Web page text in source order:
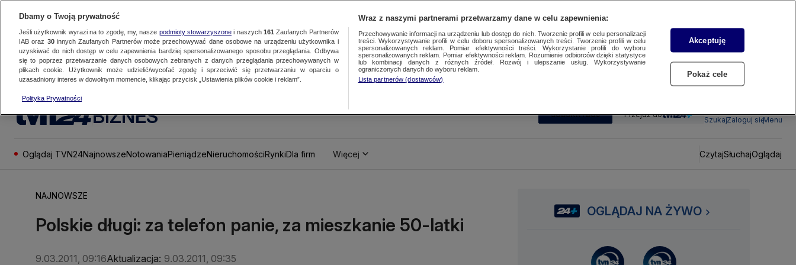
BIZNES SUBSKRYBUJ Przejdź do
SzukajZaloguj sięMenu
Oglądaj TVN24NajnowszeNotowaniaPieniądzeNieruchomościRynkiDla firm Więcej CzytajSłuchajOglądaj
NAJNOWSZE
Polskie długi: za telefon panie, za mieszkanie 50-latki
9.03.2011, 09:16Aktualizacja: 9.03.2011, 09:35
OGLĄDAJ NA ŻYWO
Dbamy o Twoją prywatność
Jeśli użytkownik wyrazi na to zgodę, my, nasze podmioty stowarzyszonei naszych 161 Zaufanych Partnerów
IAB oraz 30innych Zaufanych Partnerów może przechowywać dane osobowe na urządzeniu użytkownika i
uzyskiwać do nich dostęp w celu zapewnienia bardziej spersonalizowanego sposobu przeglądania. Odbywa
się to poprzez przetwarzanie danych osobowych zebranych z danych przeglądania przechowywanych w
plikach cookie. Użytkownik może udzielić/wycofać zgodę i sprzeciwić się przetwarzaniu w oparciu o
uzasadniony interes w dowolnym momencie, klikając przycisk „Ustawienia plików cookie i reklam”.
Polityka Prywatności
Wraz z naszymi partnerami przetwarzamy dane w celu zapewnienia:
Przechowywanie informacji na urządzeniu lub dostęp do nich. Tworzenie profili w celu personalizacji
treści. Wykorzystywanie profili w celu doboru spersonalizowanych treści. Tworzenie profili w celu
spersonalizowanych reklam. Pomiar efektywności treści. Wykorzystanie profili do wyboru
spersonalizowanych reklam. Pomiar efektywności reklam. Rozumienie odbiorców dzięki statystyce
lub kombinacji danych z różnych źródeł. Rozwój i ulepszanie usług. Wykorzystywanie
ograniczonych danych do wyboru reklam.
Lista partnerów (dostawców)
Akceptuję
Pokaż cele